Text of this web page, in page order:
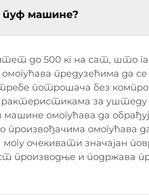
пуф машине?
до 500 кг на сат, што га
предузећима да
потрошача без
за уштеду
омогућава да
омогућава
очекивати значајан
производње и подржава